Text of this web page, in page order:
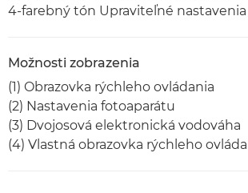
4-farebný tón Upraviteľné nastavenia
Možnosti zobrazenia
(1) Obrazovka rýchleho ovládania
(2) Nastavenia fotoaparátu
(3) Dvojosová elektronická vodováha
(4) Vlastná obrazovka rýchleho